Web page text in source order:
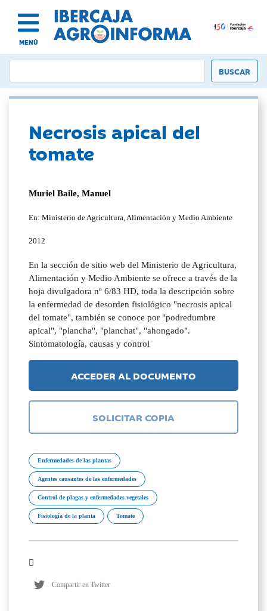
MENÚ
Necrosis apical del
tomate
Muriel Baile, Manuel
En: Ministerio de Agricultura, Alimentación y Medio Ambiente
2012
En la sección de sitio web del Ministerio de Agricultura,
Alimentación y Medio Ambiente se ofrece a través de la
hoja divulgadora nº 6/83 HD, toda la descripción sobre
la enfermedad de desorden fisiológico "necrosis apical
del tomate", también se conoce por "podredumbre
apical", "plancha", "planchat", "ahongado".
Sintomatología, causas y control
ACCEDER AL DOCUMENTO
SOLICITAR COPIA
Enfermedades de las plantas
Agentes causantes de las enfermedades
Control de plagas y enfermedades vegetales
Fisiología de la planta Tomate
Compartir en Twitter